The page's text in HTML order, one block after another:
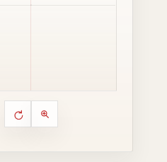
Kontrol animasi urutan
Putar ulang animasi
Perbesar animasi